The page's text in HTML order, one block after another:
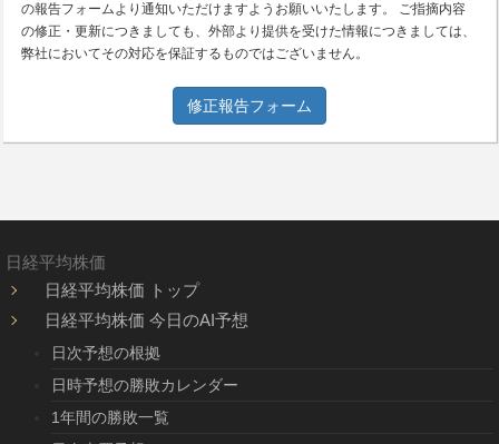
の報告フォームより通知いただけますようお願いいたします。 ご指摘内容
の修正・更新につきましても、外部より提供を受けた情報につきましては、
弊社においてその対応を保証するものではございません。
修正報告フォーム
日経平均株価
日経平均株価 トップ
日経平均株価 今日のAI予想
日次予想の根拠
日時予想の勝敗カレンダー
1年間の勝敗一覧